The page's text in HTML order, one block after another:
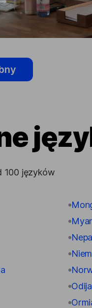
100 języków
Odija